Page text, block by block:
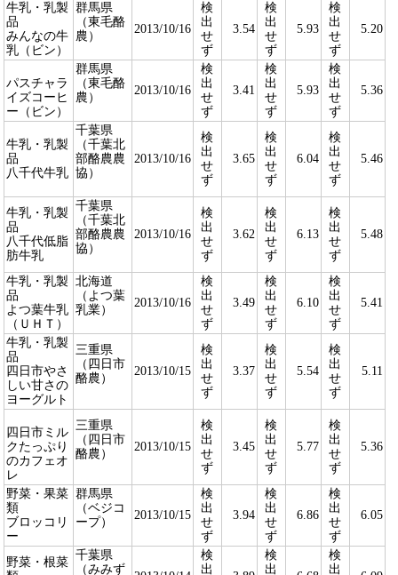
牛乳・乳製
品
みんなの牛
乳（ビン）
群馬県
（東毛酪
農）
2013/10/16
検
出
せ
ず
3.54
検
出
せ
ず
5.93
検
出
せ
ず
5.20
パスチャラ
イズコーヒ
ー（ビン）
群馬県
（東毛酪
農）
2013/10/16
検
出
せ
ず
3.41
検
出
せ
ず
5.93
検
出
せ
ず
5.36
牛乳・乳製
品
八千代牛乳
千葉県
（千葉北
部酪農農
協）
2013/10/16
検
出
せ
ず
3.65
検
出
せ
ず
6.04
検
出
せ
ず
5.46
牛乳・乳製
品
八千代低脂
肪牛乳
千葉県
（千葉北
部酪農農
協）
2013/10/16
検
出
せ
ず
3.62
検
出
せ
ず
6.13
検
出
せ
ず
5.48
牛乳・乳製
品
よつ葉牛乳
（ＵＨＴ）
北海道
（よつ葉
乳業）
2013/10/16
検
出
せ
ず
3.49
検
出
せ
ず
6.10
検
出
せ
ず
5.41
牛乳・乳製
品
四日市やさ
しい甘さの
ヨーグルト
三重県
（四日市
酪農）
2013/10/15
検
出
せ
ず
3.37
検
出
せ
ず
5.54
検
出
せ
ず
5.11
四日市ミル
クたっぷり
のカフェオ
レ
三重県
（四日市
酪農）
2013/10/15
検
出
せ
ず
3.45
検
出
せ
ず
5.77
検
出
せ
ず
5.36
野菜・果菜
類
ブロッコリ
ー
群馬県
（ベジコ
ープ）
2013/10/15
検
出
せ
ず
3.94
検
出
せ
ず
6.86
検
出
せ
ず
6.05
野菜・根菜
千葉県
（みみず
検
出
検
出
検
出